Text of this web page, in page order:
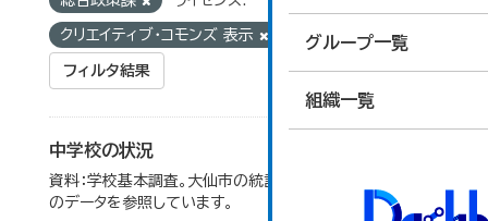
グループ一覧
組織一覧
クリエイティブ・コモンズ 表示
フィルタ結果
中学校の状況
資料：学校基本調査。大仙市の統計「14-5 中学校の状況」
のデータを参照しています。